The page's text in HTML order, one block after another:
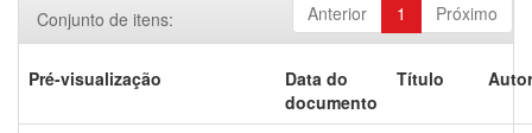
Anterior 1 Próximo
Conjunto de itens:
Pré-visualização
Data do
documento
Título